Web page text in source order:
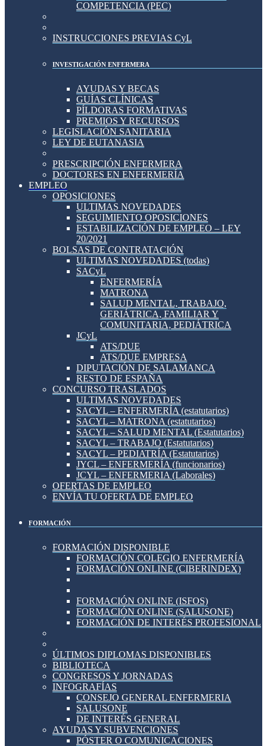
COMPETENCIA (PEC)
INSTRUCCIONES PREVIAS CyL
INVESTIGACIÓN ENFERMERA
AYUDAS Y BECAS
GUÍAS CLÍNICAS
PÍLDORAS FORMATIVAS
PREMIOS Y RECURSOS
LEGISLACIÓN SANITARIA
LEY DE EUTANASIA
PRESCRIPCIÓN ENFERMERA
DOCTORES EN ENFERMERÍA
EMPLEO
OPOSICIONES
ULTIMAS NOVEDADES
SEGUIMIENTO OPOSICIONES
ESTABILIZACIÓN DE EMPLEO – LEY
20/2021
BOLSAS DE CONTRATACIÓN
ULTIMAS NOVEDADES (todas)
SACyL
ENFERMERÍA
MATRONA
SALUD MENTAL, TRABAJO,
GERIÁTRICA, FAMILIAR Y
COMUNITARIA, PEDIÁTRICA
JCyL
ATS/DUE
ATS/DUE EMPRESA
DIPUTACIÓN DE SALAMANCA
RESTO DE ESPAÑA
CONCURSO TRASLADOS
ULTIMAS NOVEDADES
SACYL – ENFERMERÍA (estatutarios)
SACYL – MATRONA (estatutarios)
SACYL – SALUD MENTAL (Estatutarios)
SACYL – TRABAJO (Estatutarios)
SACYL – PEDIATRÍA (Estatutarios)
JYCL – ENFERMERÍA (funcionarios)
JCYL – ENFERMERIA (Laborales)
OFERTAS DE EMPLEO
ENVÍA TU OFERTA DE EMPLEO
FORMACIÓN
FORMACIÓN DISPONIBLE
FORMACIÓN COLEGIO ENFERMERÍA
FORMACIÓN ONLINE (CIBERINDEX)
FORMACIÓN ONLINE (ISFOS)
FORMACIÓN ONLINE (SALUSONE)
FORMACIÓN DE INTERÉS PROFESIONAL
ÚLTIMOS DIPLOMAS DISPONIBLES
BIBLIOTECA
CONGRESOS Y JORNADAS
INFOGRAFÍAS
CONSEJO GENERAL ENFERMERIA
SALUSONE
DE INTERÉS GENERAL
AYUDAS Y SUBVENCIONES
PÓSTER O COMUNICACIONES